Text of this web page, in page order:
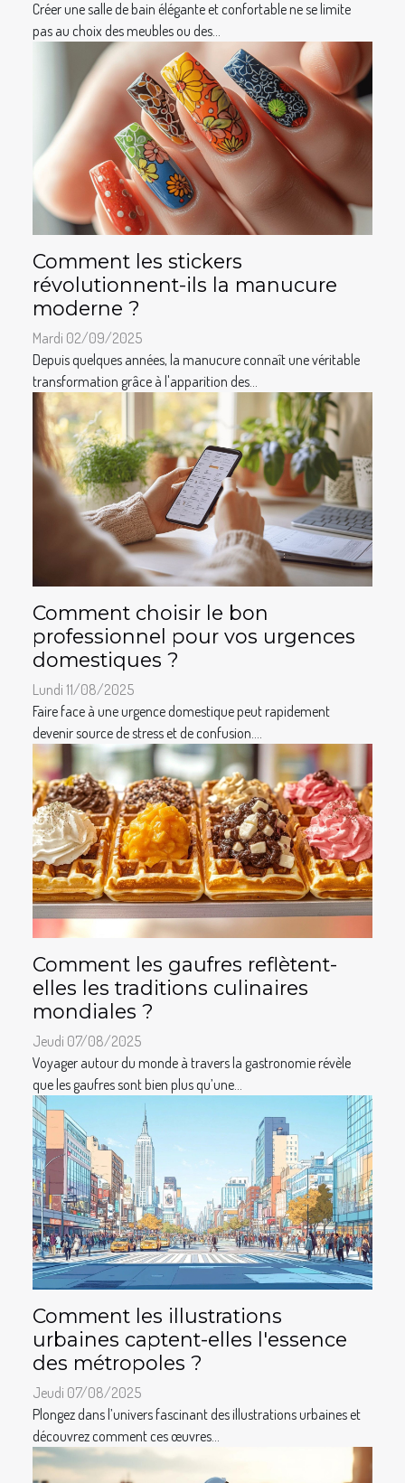
Créer une salle de bain élégante et confortable ne se limite
pas au choix des meubles ou des...
Comment les stickers
révolutionnent-ils la manucure
moderne ?
Mardi 02/09/2025
Depuis quelques années, la manucure connaît une véritable
transformation grâce à l'apparition des...
Comment choisir le bon
professionnel pour vos urgences
domestiques ?
Lundi 11/08/2025
Faire face à une urgence domestique peut rapidement
devenir source de stress et de confusion....
Comment les gaufres reflètent-
elles les traditions culinaires
mondiales ?
Jeudi 07/08/2025
Voyager autour du monde à travers la gastronomie révèle
que les gaufres sont bien plus qu’une...
Comment les illustrations
urbaines captent-elles l'essence
des métropoles ?
Jeudi 07/08/2025
Plongez dans l’univers fascinant des illustrations urbaines et
découvrez comment ces œuvres...